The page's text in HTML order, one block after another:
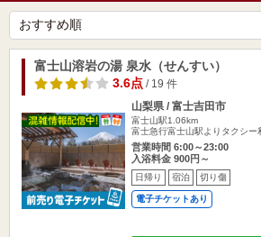
富士山溶岩の湯 泉水（せんすい）
3.6点/ 19 件
山梨県 / 富士吉田市
富士山駅1.06km
富士急行富士山駅よりタクシ
営業時間 6:00～23:00
入浴料金 900円～
日帰り 宿泊 切り傷
電子チケットあり